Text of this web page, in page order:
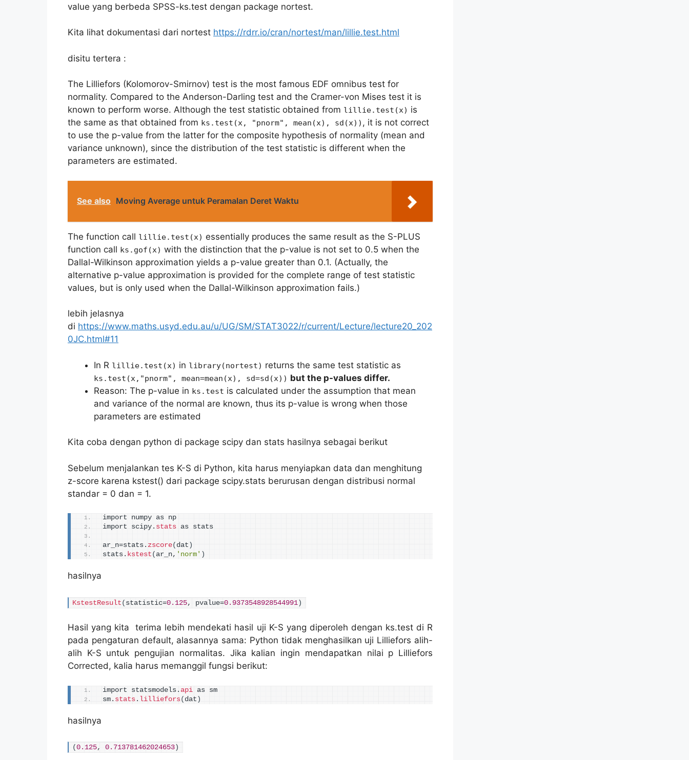
value yang berbeda SPSS-ks.test dengan package nortest.
Kita lihat dokumentasi dari nortest https://rdrr.io/cran/nortest/man/lillie.test.html
disitu tertera :
The Lilliefors (Kolomorov-Smirnov) test is the most famous EDF omnibus test for
normality. Compared to the Anderson-Darling test and the Cramer-von Mises test it is
known to perform worse. Although the test statistic obtained from lillie.test(x) is
the same as that obtained from ks.test(x, "pnorm", mean(x), sd(x)) , it is not correct
to use the p-value from the latter for the composite hypothesis of normality (mean and
variance unknown), since the distribution of the test statistic is different when the
parameters are estimated.
See also Moving Average untuk Peramalan Deret Waktu
The function call lillie.test(x) essentially produces the same result as the S-PLUS
function call ks.gof(x) with the distinction that the p-value is not set to 0.5 when the
Dallal-Wilkinson approximation yields a p-value greater than 0.1. (Actually, the
alternative p-value approximation is provided for the complete range of test statistic
values, but is only used when the Dallal-Wilkinson approximation fails.)
lebih jelasnya
di https://www.maths.usyd.edu.au/u/UG/SM/STAT3022/r/current/Lecture/lecture20_202
0JC.html#11
In R lillie.test(x) in library(nortest) returns the same test statistic as
ks.test(x,"pnorm", mean=mean(x), sd=sd(x)) but the p-values differ.
Reason: The p-value in ks.test is calculated under the assumption that mean
and variance of the normal are known, thus its p-value is wrong when those
parameters are estimated
Kita coba dengan python di package scipy dan stats hasilnya sebagai berikut
Sebelum menjalankan tes K-S di Python, kita harus menyiapkan data dan menghitung
z-score karena kstest() dari package scipy.stats berurusan dengan distribusi normal
standar = 0 dan = 1.
import numpy as np
import scipy. stats as stats
ar_n=stats. zscore( dat )
stats. kstest ( ar_n, 'norm' )
hasilnya
KstestResult ( statistic=0.125, pvalue=0.9373548928544991)
Hasil yang kita terima lebih mendekati hasil uji K-S yang diperoleh dengan ks.test di R
pada pengaturan default, alasannya sama: Python tidak menghasilkan uji Lilliefors alih-
alih K-S untuk pengujian normalitas. Jika kalian ingin mendapatkan nilai p Lilliefors
Corrected, kalia harus memanggil fungsi berikut:
import statsmodels. api as sm
sm. stats . lilliefors( dat )
hasilnya
( 0.125, 0.713781462024653 )